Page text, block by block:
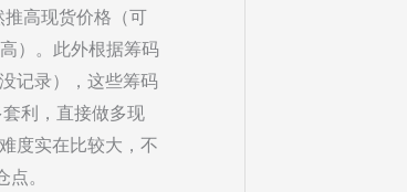
高现货价格（可
）。此外根据筹码
记录），这些筹码
利，直接做多现
度实在比较大，不
。